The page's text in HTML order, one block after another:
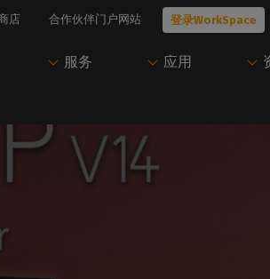
尝试Caldera
服务
有技术问题？
问我们的所有技术文档
并联系Caldera 支持团
。
应用
开始使用Caldera
只需一个账户即可访
店 合作伙伴门户网站 登录WorkSpace